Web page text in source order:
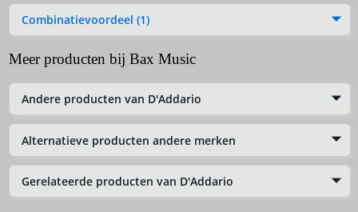
Combinatievoordeel (1)
Meer producten bij Bax Music
Andere producten van D'Addario
Alternatieve producten andere merken
Gerelateerde producten van D'Addario